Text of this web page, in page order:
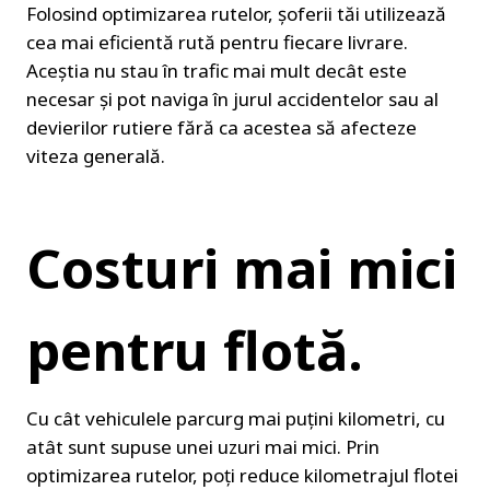
Folosind optimizarea rutelor, șoferii tăi utilizează
cea mai eficientă rută pentru fiecare livrare.
Aceștia nu stau în trafic mai mult decât este
necesar și pot naviga în jurul accidentelor sau al
devierilor rutiere fără ca acestea să afecteze
viteza generală.
Costuri mai mici
pentru flotă.
Cu cât vehiculele parcurg mai puțini kilometri, cu
atât sunt supuse unei uzuri mai mici. Prin
optimizarea rutelor, poți reduce kilometrajul flotei